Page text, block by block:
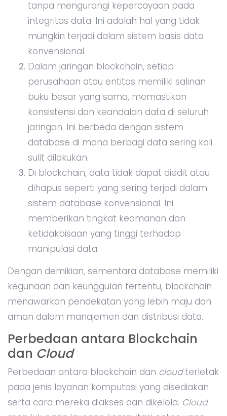
tanpa mengurangi kepercayaan pada
integritas data. Ini adalah hal yang tidak
mungkin terjadi dalam sistem basis data
konvensional.
Dalam jaringan blockchain, setiap
perusahaan atau entitas memiliki salinan
buku besar yang sama, memastikan
konsistensi dan keandalan data di seluruh
jaringan. Ini berbeda dengan sistem
database di mana berbagi data sering kali
sulit dilakukan.
Di blockchain, data tidak dapat diedit atau
dihapus seperti yang sering terjadi dalam
sistem database konvensional. Ini
memberikan tingkat keamanan dan
ketidakbisaan yang tinggi terhadap
manipulasi data.
Dengan demikian, sementara database memiliki
kegunaan dan keunggulan tertentu, blockchain
menawarkan pendekatan yang lebih maju dan
aman dalam manajemen dan distribusi data.
Perbedaan antara Blockchain
dan Cloud
Perbedaan antara blockchain dan cloudterletak
pada jenis layanan komputasi yang disediakan
serta cara mereka diakses dan dikelola. Cloud